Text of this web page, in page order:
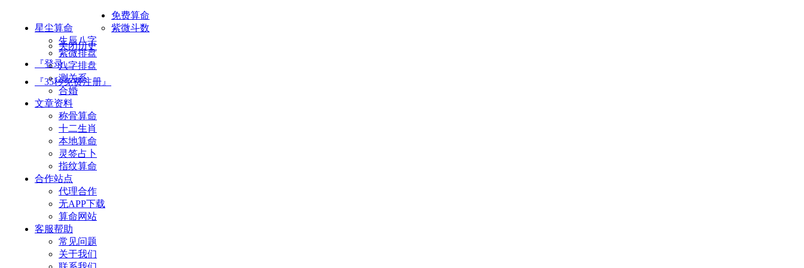
星尘算命
关闭历史
『登录』
『35秒免费注册』
免费算命
紫微斗数
生辰八字
紫微排盘
八字排盘
测关系
合婚
文章资料
称骨算命
十二生肖
本地算命
灵签占卜
指纹算命
合作站点
代理合作
无APP下载
算命网站
客服帮助
常见问题
关于我们